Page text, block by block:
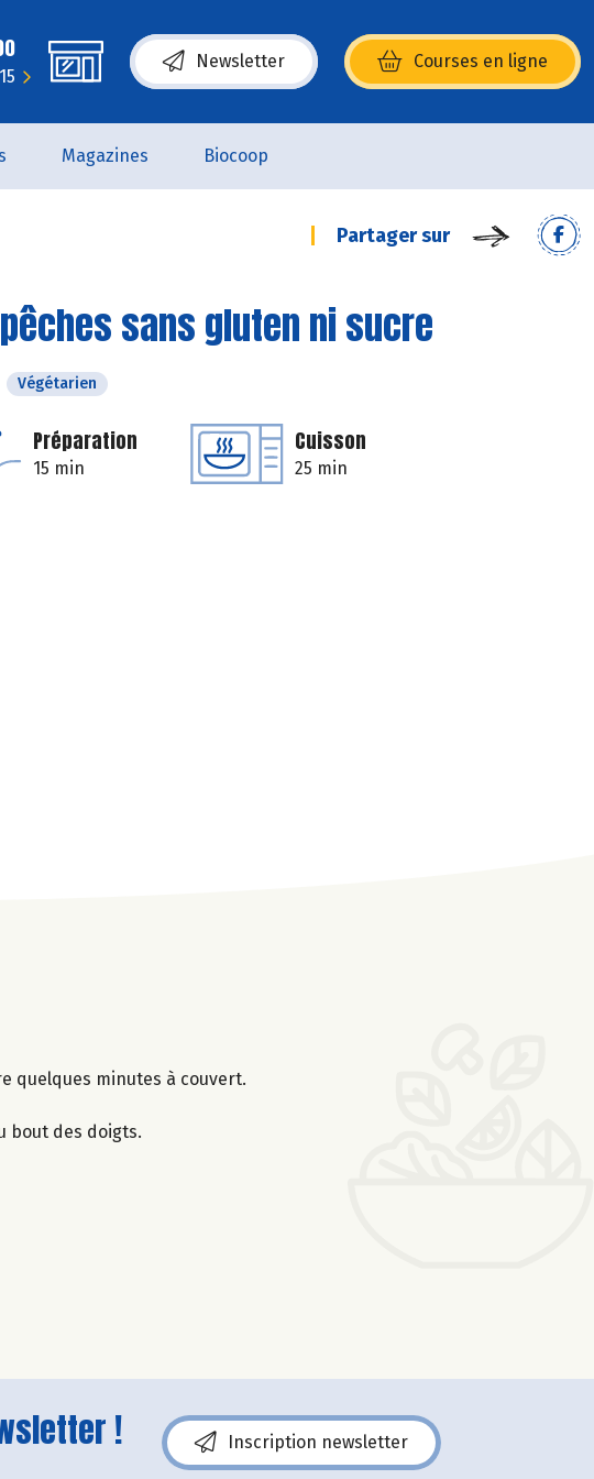
Newsletter Courses en ligne
(s’ouvre dans une nouvelle fenêtre)
Magazines Biocoop
Partager sur
sans gluten ni sucre
Végétarien
Préparation
15 min
Cuisson
25 min
quelques minutes à couvert.
bout des doigts.
! Inscription newsletter